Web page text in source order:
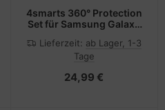
4smarts 360° Protection
Set für Samsung Galaxy
Lieferzeit: ab Lager, 1-3
Tage
24,99 €